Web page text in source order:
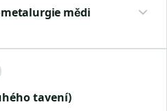
mědi
tavení)